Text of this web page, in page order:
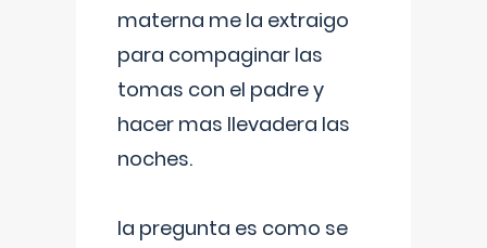
materna me la extraigo
para compaginar las
tomas con el padre y
hacer mas llevadera las
noches.
la pregunta es como se